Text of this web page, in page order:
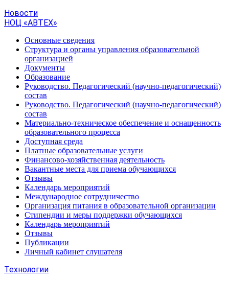
Новости
НОЦ «АВТЕХ»
Основные сведения
Структура и органы управления образовательной
организацией
Документы
Образование
Руководство. Педагогический (научно-педагогический)
состав
Руководство. Педагогический (научно-педагогический)
состав
Материально-техническое обеспечение и оснащенность
образовательного процесса
Доступная среда
Платные образовательные услуги
Финансово-хозяйственная деятельность
Вакантные места для приема обучающихся
Отзывы
Календарь мероприятий
Международное сотрудничество
Организация питания в образовательной организации
Стипендии и меры поддержки обучающихся
Календарь мероприятий
Отзывы
Публикации
Личный кабинет слушателя
Технологии